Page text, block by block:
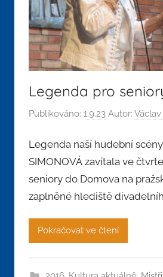
Legenda pro
Publikováno: 1.9.23 Autor:
Legenda naší hudební
SIMONOVÁ zavítala ve
seniory do Domova na
zaplněné hlediště
Pokračovat ve čtení